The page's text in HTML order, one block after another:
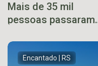
Mais de 35 mil
pessoas passaram
Guaporé –
Expocultural 2025
Encantado | RS